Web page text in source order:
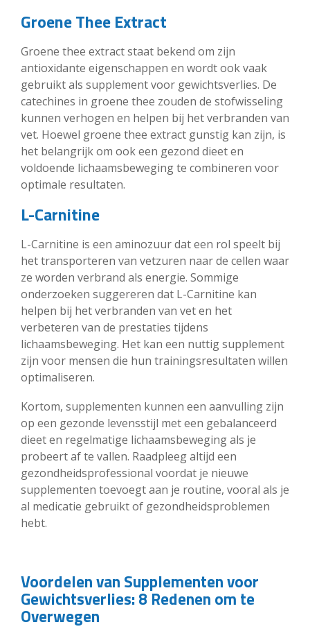
Groene Thee Extract
Groene thee extract staat bekend om zijn
antioxidante eigenschappen en wordt ook vaak
gebruikt als supplement voor gewichtsverlies. De
catechines in groene thee zouden de stofwisseling
kunnen verhogen en helpen bij het verbranden van
vet. Hoewel groene thee extract gunstig kan zijn, is
het belangrijk om ook een gezond dieet en
voldoende lichaamsbeweging te combineren voor
optimale resultaten.
L-Carnitine
L-Carnitine is een aminozuur dat een rol speelt bij
het transporteren van vetzuren naar de cellen waar
ze worden verbrand als energie. Sommige
onderzoeken suggereren dat L-Carnitine kan
helpen bij het verbranden van vet en het
verbeteren van de prestaties tijdens
lichaamsbeweging. Het kan een nuttig supplement
zijn voor mensen die hun trainingsresultaten willen
optimaliseren.
Kortom, supplementen kunnen een aanvulling zijn
op een gezonde levensstijl met een gebalanceerd
dieet en regelmatige lichaamsbeweging als je
probeert af te vallen. Raadpleeg altijd een
gezondheidsprofessional voordat je nieuwe
supplementen toevoegt aan je routine, vooral als je
al medicatie gebruikt of gezondheidsproblemen
hebt.
Voordelen van Supplementen voor
Gewichtsverlies: 8 Redenen om te
Overwegen